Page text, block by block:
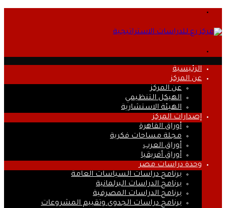
الرئيسية
عن المركز
عن المركز
الهيكل التنظيمي
الهيئة الاستشارية
إصدارات المركز
أوراق القاهرة
مجلة مساحات فكرية
أوراق العرب
أوراق أفريقيا
وحدة دراسات مصر
برنامج دراسات السياسات العامة
برنامج الدراسات البرلمانية
برنامج الدراسات المصرفية
برنامج دراسات الجدوى وتقييم المشروعات